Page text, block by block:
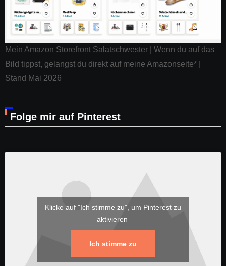
Mein Amazon Storefront Salatschwester | Wenn du auf das
Bild tippst, gelangst du direkt auf meine Amazonseite* |
Stand Mai 2026
Folge mir auf Pinterest
Klicke auf "Ich stimme zu", um Pinterest zu
aktivieren
Ich stimme zu